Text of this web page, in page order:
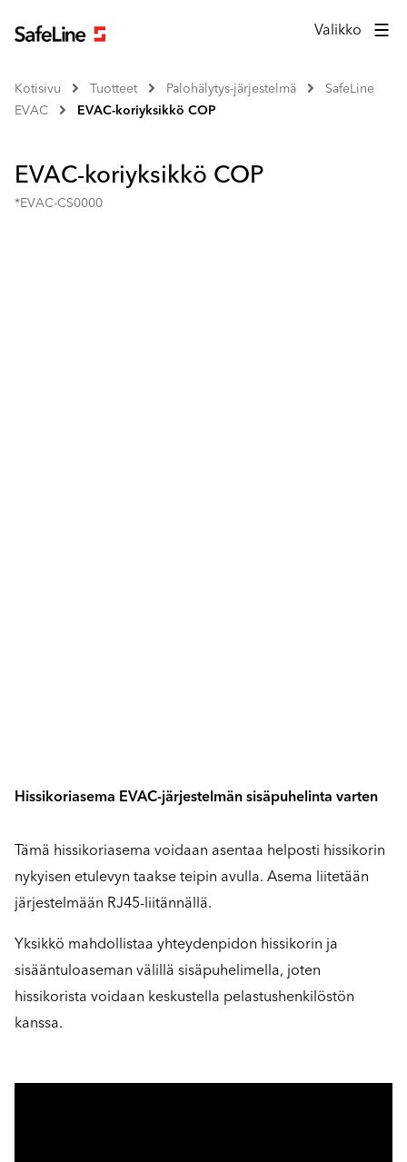
Valikko
Kotisivu Tuotteet Palohälytys-järjestelmä
SafeLine
EVAC
EVAC-koriyksikkö COP
EVAC-koriyksikkö COP
*EVAC-CS0000
Hissikoriasema EVAC-järjestelmän sisäpuhelinta varten
Tämä hissikoriasema voidaan asentaa helposti hissikorin
nykyisen etulevyn taakse teipin avulla. Asema liitetään
järjestelmään RJ45-liitännällä.
Yksikkö mahdollistaa yhteydenpidon hissikorin ja
sisääntuloaseman välillä sisäpuhelimella, joten
hissikorista voidaan keskustella pelastushenkilöstön
kanssa.